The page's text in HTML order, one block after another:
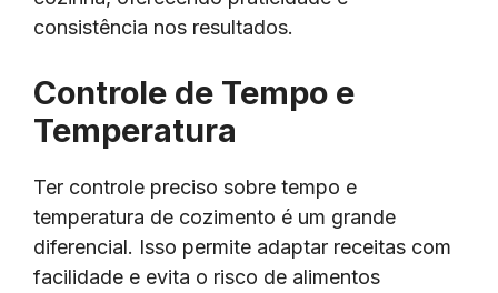
consistência nos resultados.
Controle de Tempo e
Temperatura
Ter controle preciso sobre tempo e
temperatura de cozimento é um grande
diferencial. Isso permite adaptar receitas com
facilidade e evita o risco de alimentos